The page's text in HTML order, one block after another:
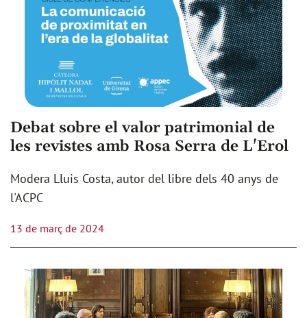
Debat sobre el valor patrimonial de
les revistes amb Rosa Serra de L'Erol
Modera Lluis Costa, autor del libre dels 40 anys de
l'ACPC
13 de març de 2024